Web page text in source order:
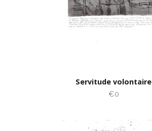
Servitude volontaire
€0